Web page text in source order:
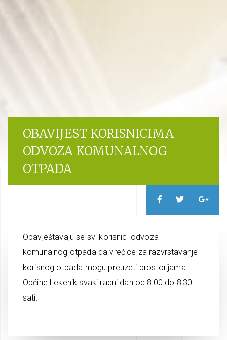
OBAVIJEST KORISNICIMA
ODVOZA KOMUNALNOG
OTPADA
Obavještavaju se svi korisnici odvoza
komunalnog otpada da vrećice za razvrstavanje
korisnog otpada mogu preuzeti prostorijama
Općine Lekenik svaki radni dan od 8:00 do 8:30
sati.